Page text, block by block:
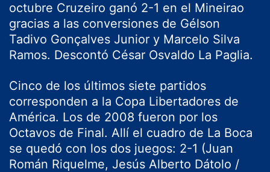
octubre Cruzeiro ganó 2-1 en el Mineirao
gracias a las conversiones de Gélson
Tadivo Gonçalves Junior y Marcelo Silva
Ramos. Descontó César Osvaldo La Paglia.
Cinco de los últimos siete partidos
corresponden a la Copa Libertadores de
América. Los de 2008 fueron por los
Octavos de Final. Allí el cuadro de La Boca
se quedó con los dos juegos: 2-1 (Juan
Román Riquelme, Jesús Alberto Dátolo /